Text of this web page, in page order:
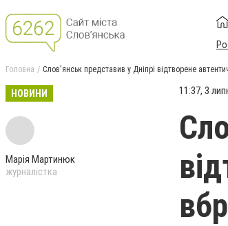
Головна Слов'янськ представив у Дніпрі відтворене
НОВИНИ
Марія Мартинюк
журналістка
11:37, 3